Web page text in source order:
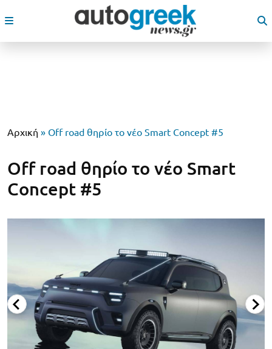
Αρχική » Off road θηρίο το νέο Smart Concept #5
Off road θηρίο το νέο Smart
Concept #5